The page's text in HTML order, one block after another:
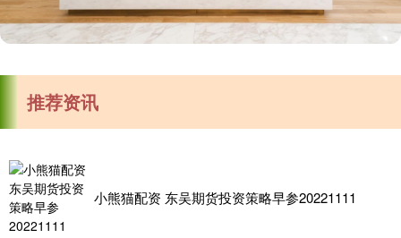
推荐资讯
小熊猫配资 东吴期货投资策略早参20221111